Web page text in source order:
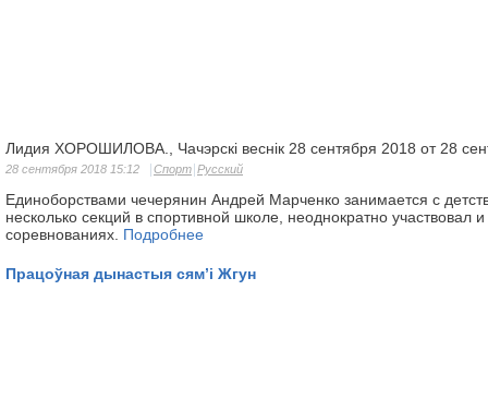
Лидия ХОРОШИЛОВА., Чачэрскі веснік 28 сентября 2018 от 28
28 сентября 2018 15:12 Спорт Русский
Единоборствами чечерянин Андрей Марченко занимается с
несколько секций в спортивной школе, неоднократно участвовал
соревнованиях. Подробнее
Працоўная дынастыя сям’і Жгун